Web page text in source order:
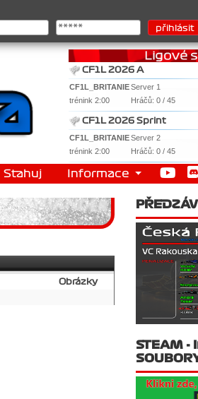
, Pohár konstruktérů : 1.
CF1L 2026 A
CF1L_BRITANIEServer 1
trénink 2:00
Hráčů: 0 / 45
CF1L 2026 Sprint
CF1L_BRITANIEServer 2
trénink 2:00
Hráčů: 0 / 45
Stahuj Informace
Obrázky
STEAM -